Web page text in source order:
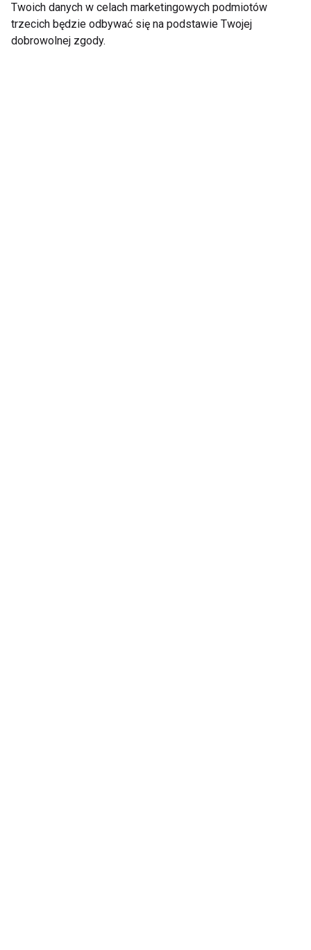
Twoich danych w celach marketingowych podmiotów
trzecich będzie odbywać się na podstawie Twojej
dobrowolnej zgody.